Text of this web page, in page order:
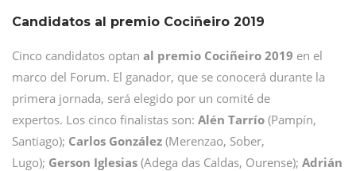
Candidatos al premio Cociñeiro 2019
Cinco candidatos optan al premio Cociñeiro 2019 en el
marco del Forum. El ganador, que se conocerá durante la
primera jornada, será elegido por un comité de
expertos. Los cinco finalistas son: Alén Tarrío (Pampín,
Santiago); Carlos González (Merenzao, Sober,
Lugo); Gerson Iglesias (Adega das Caldas, Ourense); Adrián